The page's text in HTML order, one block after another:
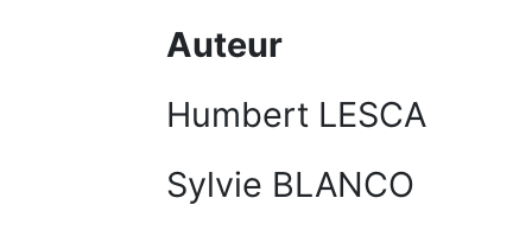
Auteur
Humbert LESCA
Sylvie BLANCO